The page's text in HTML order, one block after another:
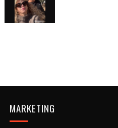
MARKETING